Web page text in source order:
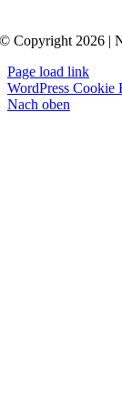
© Copyright 2026 |
Page load link
WordPress Cookie
Nach oben